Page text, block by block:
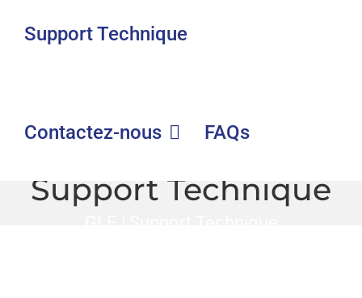
Support Technique
Contactez-nous FAQs
Support Technique